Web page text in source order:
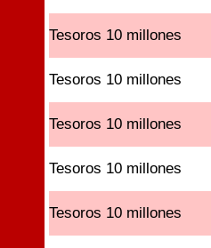
Tesoros 10 millones
Tesoros 10 millones
Tesoros 10 millones
Tesoros 10 millones
Tesoros 10 millones